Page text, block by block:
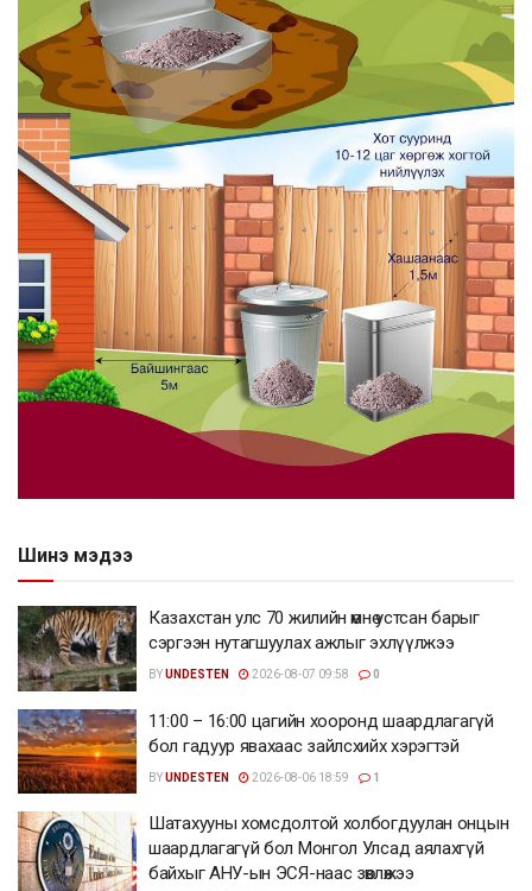
Шинэ мэдээ
Казахстан улс 70 жилийн өмнө устсан барыг
сэргээн нутагшуулах ажлыг эхлүүлжээ
BYUNDESTEN 2026-08-07 09:58 0
11:00 – 16:00 цагийн хооронд шаардлагагүй
бол гадуур явахаас зайлсхийх хэрэгтэй
BYUNDESTEN 2026-08-06 18:59 1
Шатахууны хомсдолтой холбогдуулан онцын
шаардлагагүй бол Монгол Улсад аялахгүй
байхыг АНУ-ын ЭСЯ-наас зөвлөжээ